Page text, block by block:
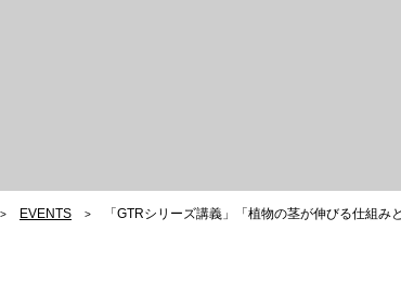
EVENTS 「GTRシリーズ講義」「植物の茎が伸びる仕組